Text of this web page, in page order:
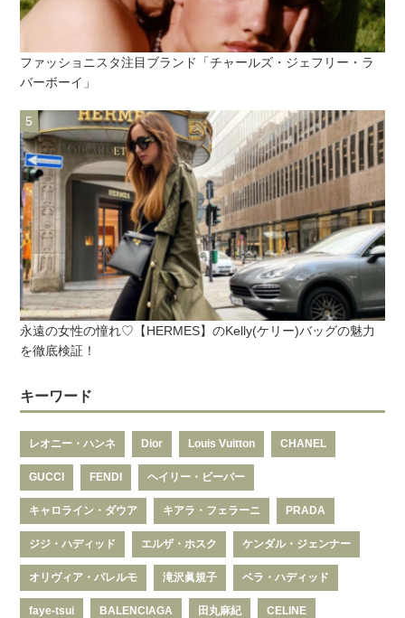
ファッショニスタ注目ブランド「チャールズ・ジェフリー・ラ
バーボーイ」
永遠の女性の憧れ♡【HERMES】のKelly(ケリー)バッグの魅力
を徹底検証！
キーワード
レオニー・ハンネ Dior Louis Vuitton CHANEL
GUCCI FENDI ヘイリー・ビーバー
キャロライン・ダウア キアラ・フェラーニ PRADA
ジジ・ハディッド エルザ・ホスク ケンダル・ジェンナー
オリヴィア・パレルモ 滝沢眞規子 ベラ・ハディッド
faye-tsui BALENCIAGA 田丸麻紀 CELINE